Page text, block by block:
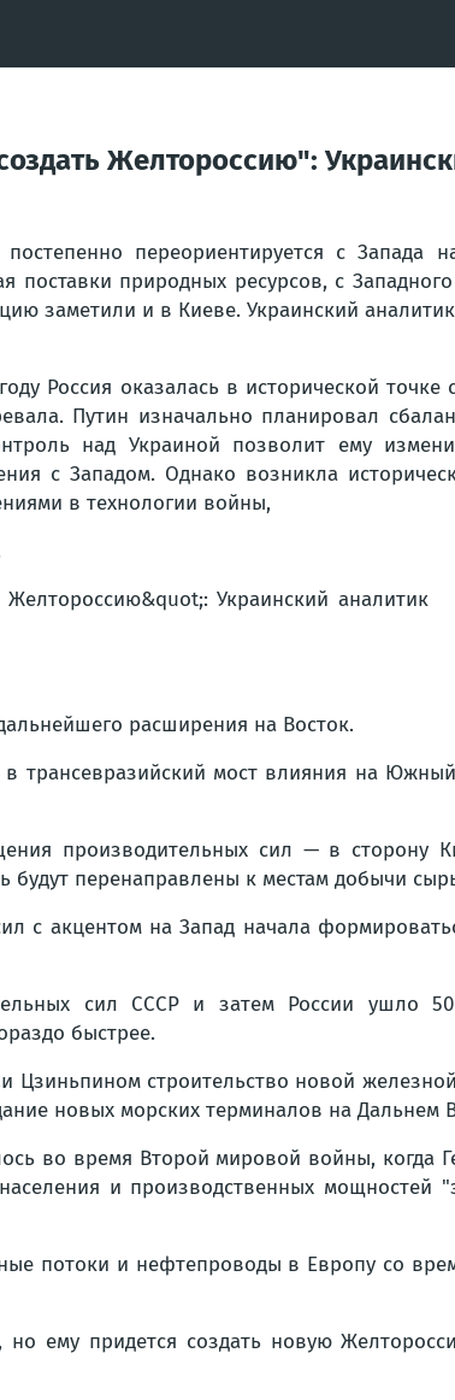
Желтороссию":
постепенно переориентируется с Запада
поставки природных ресурсов, с
заметили и в Киеве. Украинский
Россия оказалась в исторической
Путин изначально планировал
над Украиной позволит ему
с Западом. Однако возникла
в технологии войны,
расширения на Восток.
в трансевразийский мост влияния на
производительных сил — в сторону
перенаправлены к местам добычи
с акцентом на Запад начала
сил СССР и затем России ушло
быстрее.
Цзиньпином строительство новой
новых морских терминалов на Дальнем
во время Второй мировой войны, когда
и производственных мощностей
потоки и нефтепроводы в Европу со
но ему придется создать новую